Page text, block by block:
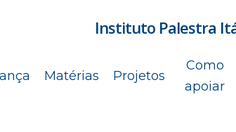
Instituto Palestra
Matérias Projetos
Como
apoiar